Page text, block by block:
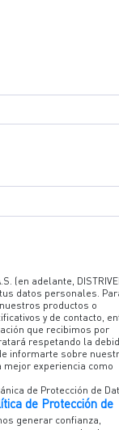
(en adelante,
datos personales.
productos o
y de contacto,
que recibimos por
respetando la
informarte sobre
experiencia como
de Protección de
de Protección de
generar confianza,